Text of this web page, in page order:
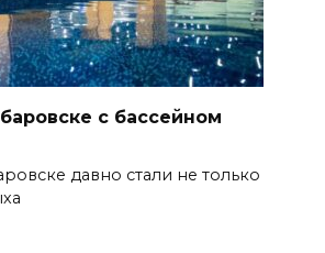
с бассейном
давно стали не только